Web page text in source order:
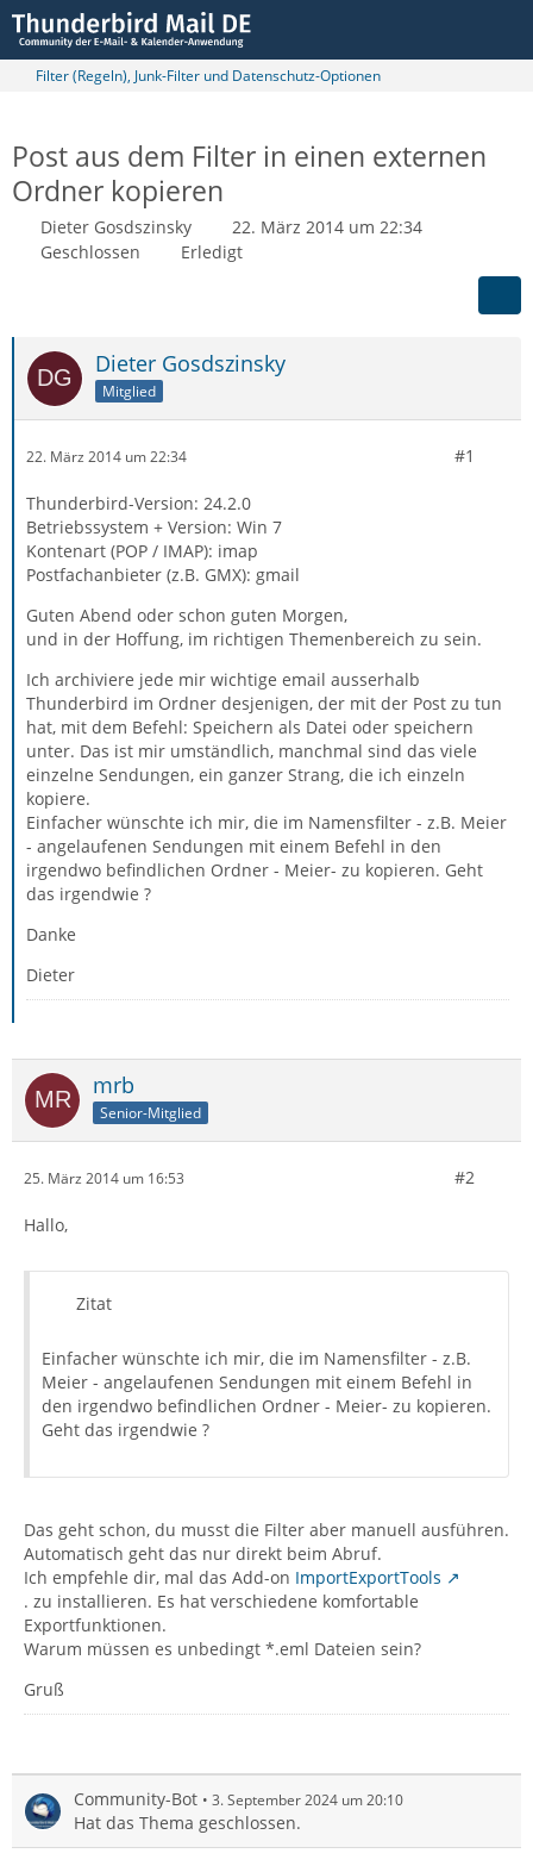
Filter (Regeln), Junk-Filter und Datenschutz-Optionen
Post aus dem Filter in einen externen
Ordner kopieren
Dieter Gosdszinsky
22. März 2014 um 22:34
Geschlossen
Erledigt
Dieter Gosdszinsky
Mitglied
22. März 2014 um 22:34 #1
Thunderbird-Version: 24.2.0
Betriebssystem + Version: Win 7
Kontenart (POP / IMAP): imap
Postfachanbieter (z.B. GMX): gmail
Guten Abend oder schon guten Morgen,
und in der Hoffung, im richtigen Themenbereich zu sein.
Ich archiviere jede mir wichtige email ausserhalb
Thunderbird im Ordner desjenigen, der mit der Post zu tun
hat, mit dem Befehl: Speichern als Datei oder speichern
unter. Das ist mir umständlich, manchmal sind das viele
einzelne Sendungen, ein ganzer Strang, die ich einzeln
kopiere.
Einfacher wünschte ich mir, die im Namensfilter - z.B. Meier
- angelaufenen Sendungen mit einem Befehl in den
irgendwo befindlichen Ordner - Meier- zu kopieren. Geht
das irgendwie ?
Danke
Dieter
mrb
Senior-Mitglied
25. März 2014 um 16:53 #2
Hallo,
Zitat
Einfacher wünschte ich mir, die im Namensfilter - z.B.
Meier - angelaufenen Sendungen mit einem Befehl in
den irgendwo befindlichen Ordner - Meier- zu kopieren.
Geht das irgendwie ?
Das geht schon, du musst die Filter aber manuell ausführen.
Automatisch geht das nur direkt beim Abruf.
Ich empfehle dir, mal das Add-on ImportExportTools
. zu installieren. Es hat verschiedene komfortable
Exportfunktionen.
Warum müssen es unbedingt *.eml Dateien sein?
Gruß
Community-Bot 3. September 2024 um 20:10
Hat das Thema geschlossen.